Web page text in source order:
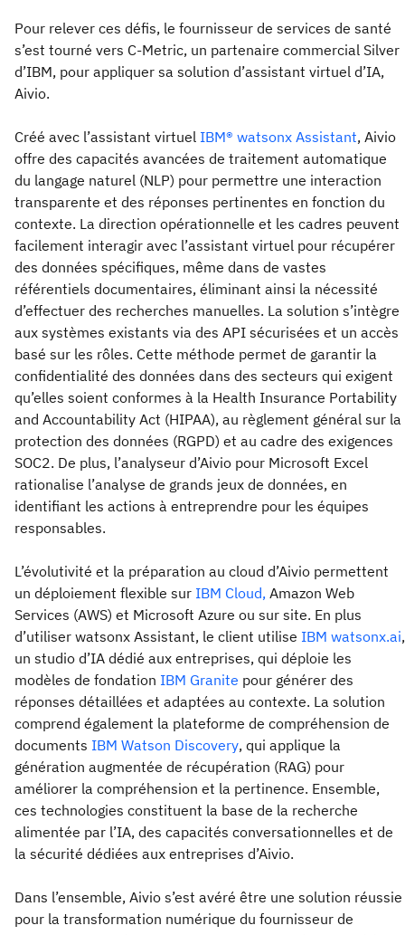
Pour relever ces défis, le fournisseur de services de santé
s’est tourné vers C-Metric, un partenaire commercial Silver
d’IBM, pour appliquer sa solution d’assistant virtuel d’IA,
Aivio.
Créé avec l’assistant virtuel IBM® watsonx Assistant, Aivio
offre des capacités avancées de traitement automatique
du langage naturel (NLP) pour permettre une interaction
transparente et des réponses pertinentes en fonction du
contexte. La direction opérationnelle et les cadres peuvent
facilement interagir avec l’assistant virtuel pour récupérer
des données spécifiques, même dans de vastes
référentiels documentaires, éliminant ainsi la nécessité
d’effectuer des recherches manuelles. La solution s’intègre
aux systèmes existants via des API sécurisées et un accès
basé sur les rôles. Cette méthode permet de garantir la
confidentialité des données dans des secteurs qui exigent
qu’elles soient conformes à la Health Insurance Portability
and Accountability Act (HIPAA), au règlement général sur la
protection des données (RGPD) et au cadre des exigences
SOC2. De plus, l’analyseur d’Aivio pour Microsoft Excel
rationalise l’analyse de grands jeux de données, en
identifiant les actions à entreprendre pour les équipes
responsables.
L’évolutivité et la préparation au cloud d’Aivio permettent
un déploiement flexible sur IBM Cloud, Amazon Web
Services (AWS) et Microsoft Azure ou sur site. En plus
d’utiliser watsonx Assistant, le client utilise IBM watsonx.ai,
un studio d’IA dédié aux entreprises, qui déploie les
modèles de fondation IBM Granite pour générer des
réponses détaillées et adaptées au contexte. La solution
comprend également la plateforme de compréhension de
documents IBM Watson Discovery, qui applique la
génération augmentée de récupération (RAG) pour
améliorer la compréhension et la pertinence. Ensemble,
ces technologies constituent la base de la recherche
alimentée par l’IA, des capacités conversationnelles et de
la sécurité dédiées aux entreprises d’Aivio.
Dans l’ensemble, Aivio s’est avéré être une solution réussie
pour la transformation numérique du fournisseur de